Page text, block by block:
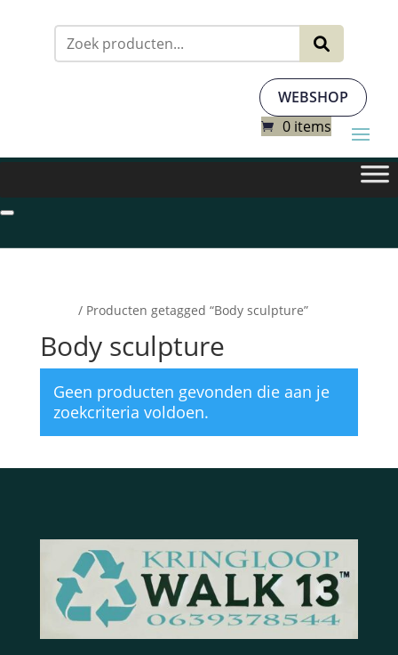
WEBSHOP
0 items
/ Producten getagged “Body sculpture”
Body sculpture
Geen producten gevonden die aan je
zoekcriteria voldoen.